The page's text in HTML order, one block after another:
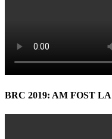
BRC 2019: AM FOST